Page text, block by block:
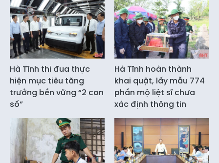
Hà Tĩnh thi đua thực
hiện mục tiêu tăng
trưởng bền vững “2 con
số”
Hà Tĩnh hoàn thành
khai quật, lấy mẫu 774
phần mộ liệt sĩ chưa
xác định thông tin